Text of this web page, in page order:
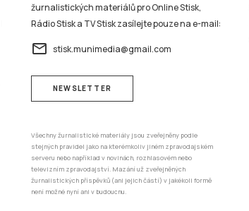
žurnalistických materiálů pro Online Stisk,
Rádio Stisk a TV Stisk zasílejte pouze na e-mail:
email stisk.munimedia@gmail.com
NEWSLETTER
Všechny žurnalistické materiály jsou zveřejněny podle
stejných pravidel jako na kterémkoliv jiném zpravodajském
serveru nebo například v novinách, rozhlasovém nebo
televizním zpravodajství. Mazání už zveřejněných
žurnalistických příspěvků (ani jejich částí) v jakékoli formě
není možné nyní ani v budoucnu.